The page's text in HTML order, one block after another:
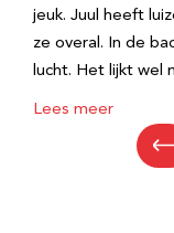
jeuk. Juul heeft
ze overal. In de
lucht. Het lijkt wel
Lees meer